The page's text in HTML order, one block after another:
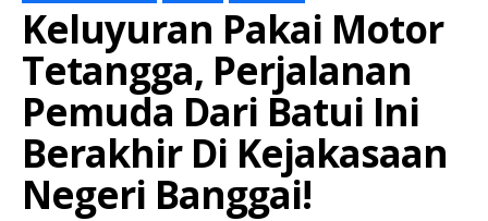
Keluyuran Pakai Motor
Tetangga, Perjalanan
Pemuda Dari Batui Ini
Berakhir Di Kejakasaan
Negeri Banggai!